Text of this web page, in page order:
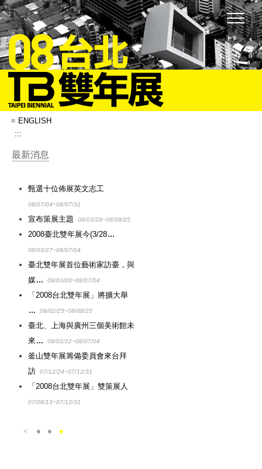
:::
ENGLISH
:::
最新消息
甄選十位佈展英文志工
08/07/04~08/07/31
宣布策展主題 08/03/28~08/08/25
2008臺北雙年展今(3/28
08/03/27~08/07/04
臺北雙年展首位藝術家訪臺，與
媒
08/03/03~08/07/04
「2008台北雙年展」將擴大舉
08/02/25~08/08/25
臺北、上海與廣州三個美術館未
來
08/02/22~08/07/04
釜山雙年展籌備委員會來台拜
訪
07/12/24~07/12/31
「2008台北雙年展」雙策展人
07/08/13~07/12/31
＜ ● ● ●